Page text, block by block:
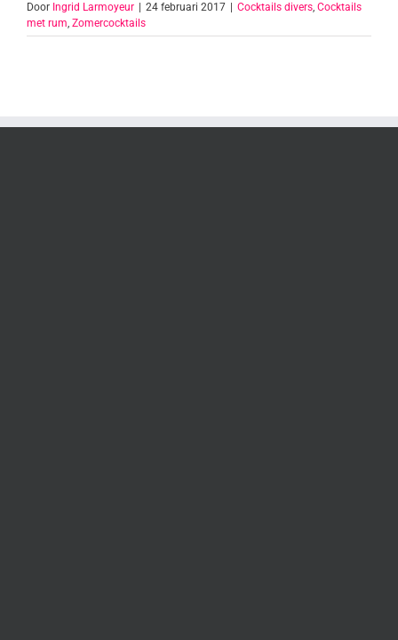
Door Ingrid Larmoyeur 24 februari 2017 Cocktails divers, Cocktails
met rum, Zomercocktails